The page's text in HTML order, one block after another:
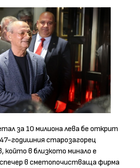
за 10 милиона лева бе открит
годишния старозагорец
в близкото минало е
в сметопочистваща фирма